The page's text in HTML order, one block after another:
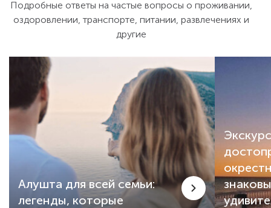
туристов!)
для детей
Крыму:
именно
Подробные ответы на частые вопросы о проживании,
оздоровлении, транспорте, питании, развлечениях и
другие
Алушта для всей семьи:
легенды, которые